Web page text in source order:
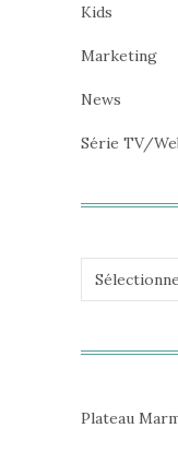
Kids
Marketing
News
Série TV/
Archives
Plateau